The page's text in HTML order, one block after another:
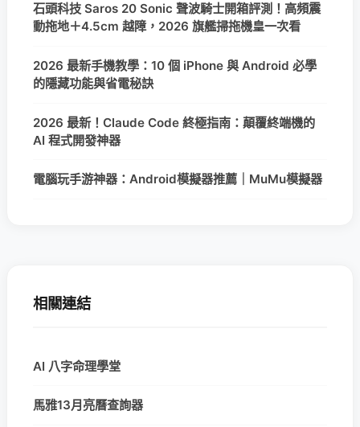
石頭科技 Saros 20 Sonic 聲波騎士開箱評測！高頻震
動拖地＋4.5cm 越障，2026 旗艦掃拖機皇一次看
2026 最新手機教學：10 個 iPhone 與 Android 必學
的隱藏功能與省電秘訣
2026 最新！Claude Code 終極指南：顛覆終端機的
AI 程式開發神器
電腦玩手游神器：Android模擬器推薦｜MuMu模擬器
相關連結
AI 八字命理學堂
馬雅13月亮曆查詢器